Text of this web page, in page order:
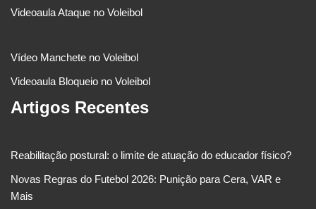
Videoaula Ataque no Voleibol
Vídeo Manchete no Voleibol
Videoaula Bloqueio no Voleibol
Artigos Recentes
Reabilitação postural: o limite de atuação do educador físico?
Novas Regras do Futebol 2026: Punição para Cera, VAR e
Mais